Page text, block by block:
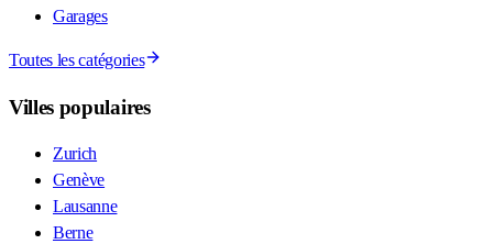
Garages
Toutes les catégories
Villes populaires
Zurich
Genève
Lausanne
Berne